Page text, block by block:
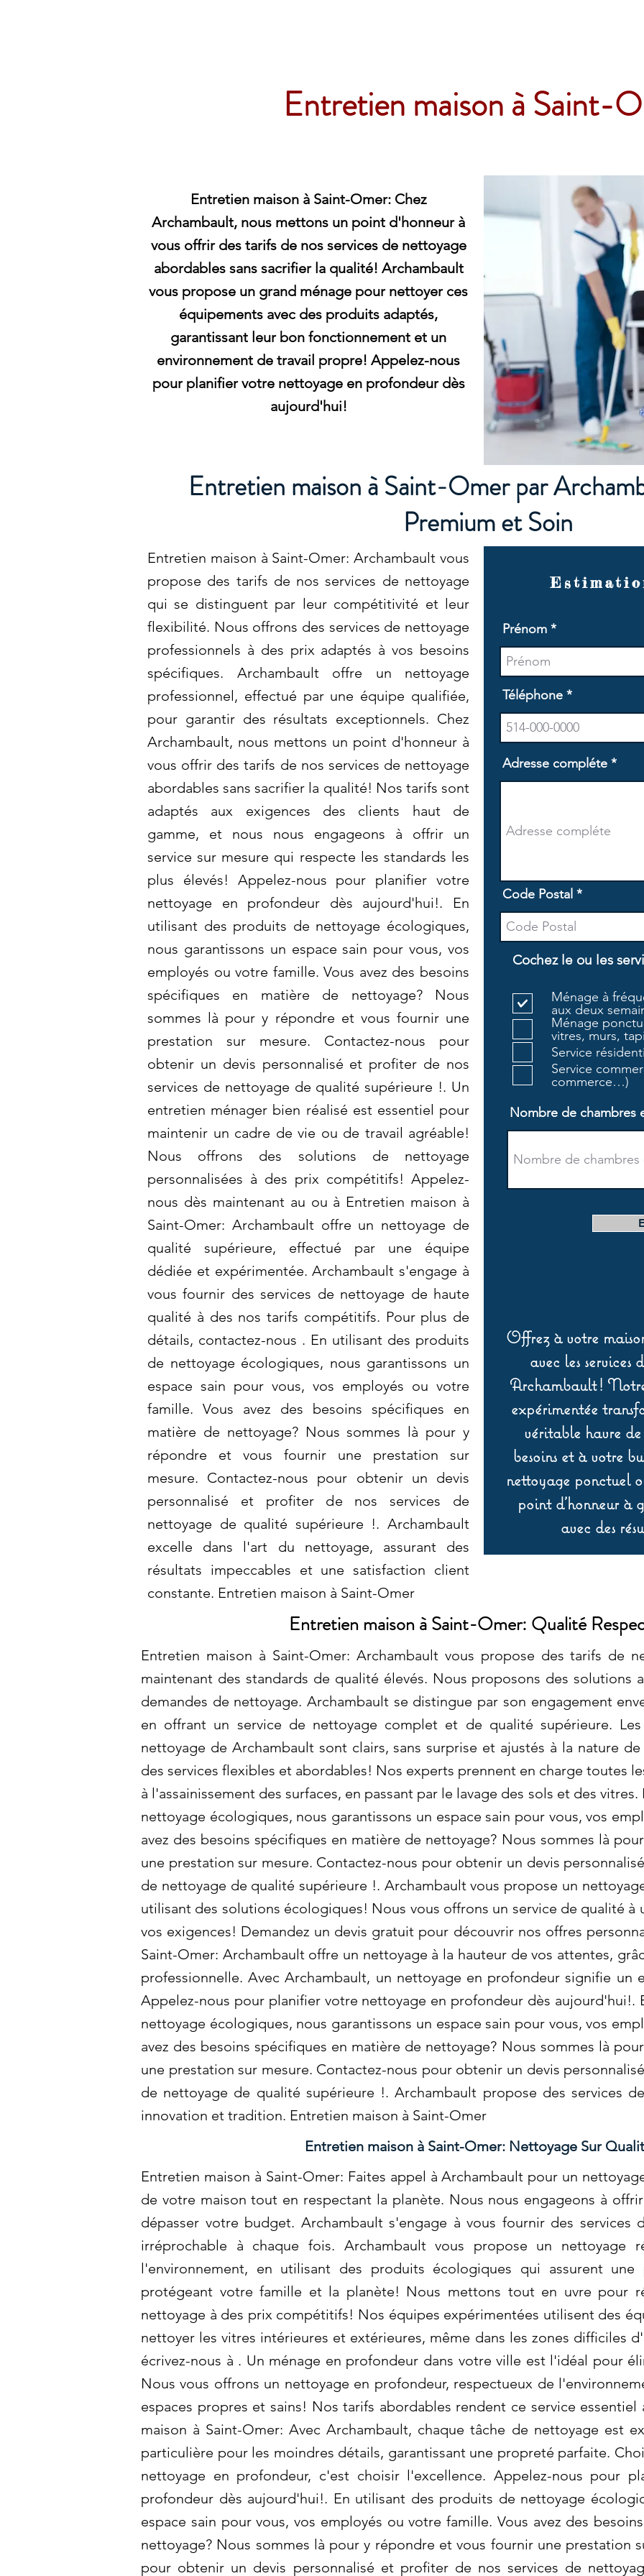
Entretien maison à Saint-
Entretien maison à Saint-Omer: Chez
Archambault, nous mettons un point d'honneur à
vous offrir des tarifs de nos services de nettoyage
abordables sans sacrifier la qualité! Archambault
vous propose un grand ménage pour nettoyer ces
équipements avec des produits adaptés,
garantissant leur bon fonctionnement et un
environnement de travail propre! Appelez-nous
pour planifier votre nettoyage en profondeur dès
aujourd'hui!
Entretien maison à Saint-Omer par
Premium et Soin
Entretien maison à Saint-Omer: Archambault vous
propose des tarifs de nos services de nettoyage
qui se distinguent par leur compétitivité et leur
flexibilité. Nous offrons des services de nettoyage
professionnels à des prix adaptés à vos besoins
spécifiques. Archambault offre un nettoyage
professionnel, effectué par une équipe qualifiée,
pour garantir des résultats exceptionnels. Chez
Archambault, nous mettons un point d'honneur à
vous offrir des tarifs de nos services de nettoyage
abordables sans sacrifier la qualité! Nos tarifs sont
adaptés aux exigences des clients haut de
gamme, et nous nous engageons à offrir un
service sur mesure qui respecte les standards les
plus élevés! Appelez-nous pour planifier votre
nettoyage en profondeur dès aujourd'hui!. En
utilisant des produits de nettoyage écologiques,
nous garantissons un espace sain pour vous, vos
employés ou votre famille. Vous avez des besoins
spécifiques en matière de nettoyage? Nous
sommes là pour y répondre et vous fournir une
prestation sur mesure. Contactez-nous pour
obtenir un devis personnalisé et profiter de nos
services de nettoyage de qualité supérieure !. Un
entretien ménager bien réalisé est essentiel pour
maintenir un cadre de vie ou de travail agréable!
Nous offrons des solutions de nettoyage
personnalisées à des prix compétitifs! Appelez-
nous dès maintenant au ou à Entretien maison à
Saint-Omer: Archambault offre un nettoyage de
qualité supérieure, effectué par une équipe
dédiée et expérimentée. Archambault s'engage à
vous fournir des services de nettoyage de haute
qualité à des nos tarifs compétitifs. Pour plus de
détails, contactez-nous . En utilisant des produits
de nettoyage écologiques, nous garantissons un
espace sain pour vous, vos employés ou votre
famille. Vous avez des besoins spécifiques en
matière de nettoyage? Nous sommes là pour y
répondre et vous fournir une prestation sur
mesure. Contactez-nous pour obtenir un devis
personnalisé et profiter de nos services de
nettoyage de qualité supérieure !. Archambault
excelle dans l'art du nettoyage, assurant des
résultats impeccables et une satisfaction client
constante. Entretien maison à Saint-Omer
Prénom
Téléphone
Adresse compléte
Code Postal
Cochez le ou les
Ménage à
aux deux
Ménage
vitres, murs,
Service
Service
commerce…)
Nombre de chambres
Offrez à votre
avec les services
Archambault !
expérimentée
véritable havre
besoins et à votre
nettoyage ponctuel
point d’honneur à
avec des
Entretien maison à Saint-Omer: Qualité
Entretien maison à Saint-Omer: Archambault vous propose des tarifs de
maintenant des standards de qualité élevés. Nous proposons des solutions
demandes de nettoyage. Archambault se distingue par son engagement
en offrant un service de nettoyage complet et de qualité supérieure.
nettoyage de Archambault sont clairs, sans surprise et ajustés à la nature
des services flexibles et abordables! Nos experts prennent en charge toutes
à l'assainissement des surfaces, en passant par le lavage des sols et des
nettoyage écologiques, nous garantissons un espace sain pour vous, vos
avez des besoins spécifiques en matière de nettoyage? Nous sommes là
une prestation sur mesure. Contactez-nous pour obtenir un devis
de nettoyage de qualité supérieure !. Archambault vous propose un
utilisant des solutions écologiques! Nous vous offrons un service de qualité
vos exigences! Demandez un devis gratuit pour découvrir nos offres
Saint-Omer: Archambault offre un nettoyage à la hauteur de vos attentes,
professionnelle. Avec Archambault, un nettoyage en profondeur signifie un
Appelez-nous pour planifier votre nettoyage en profondeur dès aujourd'hui!.
nettoyage écologiques, nous garantissons un espace sain pour vous, vos
avez des besoins spécifiques en matière de nettoyage? Nous sommes là
une prestation sur mesure. Contactez-nous pour obtenir un devis
de nettoyage de qualité supérieure !. Archambault propose des services
innovation et tradition. Entretien maison à Saint-Omer
Entretien maison à Saint-Omer: Nettoyage Sur
Entretien maison à Saint-Omer: Faites appel à Archambault pour un
de votre maison tout en respectant la planète. Nous nous engageons à
dépasser votre budget. Archambault s'engage à vous fournir des services
irréprochable à chaque fois. Archambault vous propose un nettoyage
l'environnement, en utilisant des produits écologiques qui assurent
protégeant votre famille et la planète! Nous mettons tout en uvre pour
nettoyage à des prix compétitifs! Nos équipes expérimentées utilisent des
nettoyer les vitres intérieures et extérieures, même dans les zones difficiles
écrivez-nous à . Un ménage en profondeur dans votre ville est l'idéal pour
Nous vous offrons un nettoyage en profondeur, respectueux de
espaces propres et sains! Nos tarifs abordables rendent ce service essentiel
maison à Saint-Omer: Avec Archambault, chaque tâche de nettoyage est
particulière pour les moindres détails, garantissant une propreté parfaite.
nettoyage en profondeur, c'est choisir l'excellence. Appelez-nous pour
profondeur dès aujourd'hui!. En utilisant des produits de nettoyage
espace sain pour vous, vos employés ou votre famille. Vous avez des
nettoyage? Nous sommes là pour y répondre et vous fournir une prestation
pour obtenir un devis personnalisé et profiter de nos services de